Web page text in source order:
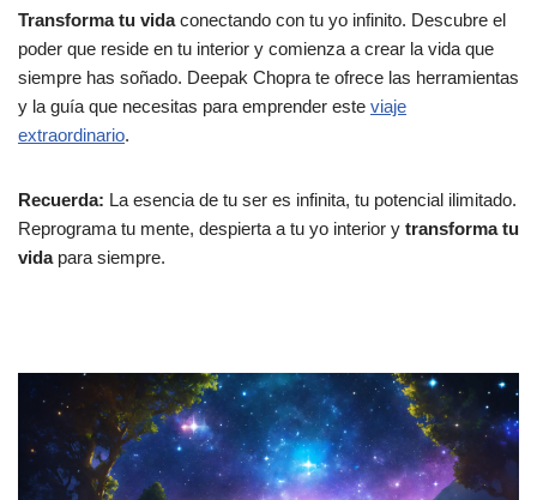
Transforma tu vidaconectando con tu yo infinito. Descubre el
poder que reside en tu interior y comienza a crear la vida que
siempre has soñado. Deepak Chopra te ofrece las herramientas
y la guía que necesitas para emprender este viaje
extraordinario.
Recuerda: La esencia de tu ser es infinita, tu potencial ilimitado.
Reprograma tu mente, despierta a tu yo interior y transforma tu
vidapara siempre.